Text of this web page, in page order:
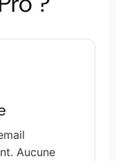
Aucune